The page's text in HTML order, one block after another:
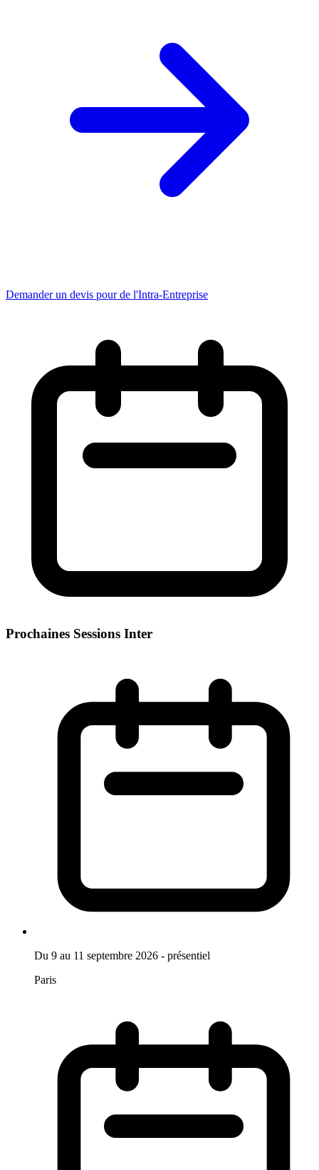
Demander un devis pour de l'Intra-Entreprise
Prochaines Sessions Inter
Du 9 au 11 septembre 2026 - présentiel
Paris